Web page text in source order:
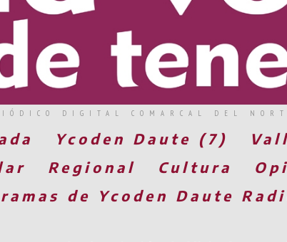
DIGITAL COMARCAL DEL
Ycoden Daute (7)
Regional Cultura
de Ycoden Daute